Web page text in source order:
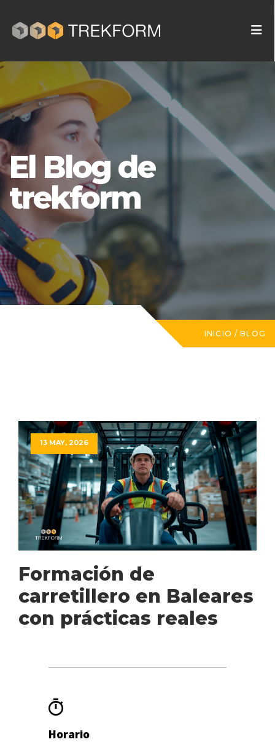
El Blog de
trekform
INICIO / BLOG
13 MAY, 2026
Formación de
carretillero en Baleares
con prácticas reales
Horario